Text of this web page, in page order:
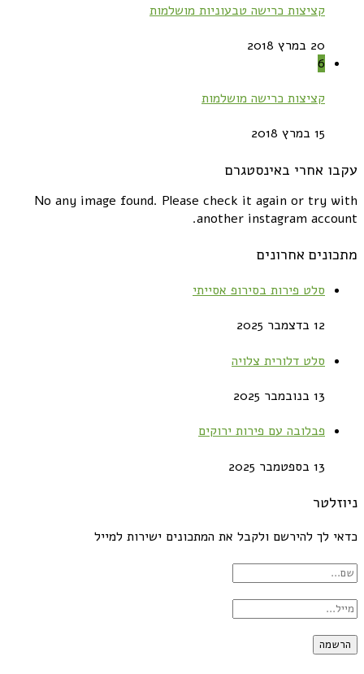
קציצות כרישה טבעוניות מושלמות
20 במרץ 2018
6
קציצות כרישה מושלמות
15 במרץ 2018
עקבו אחרי באינסטגרם
No any image found. Please check it again or try with
another instagram account.
מתכונים אחרונים
סלט פירות בסירופ אסייתי
12 בדצמבר 2025
סלט דלורית צלויה
13 בנובמבר 2025
פבלובה עם פירות ירוקים
13 בספטמבר 2025
ניוזלטר
כדאי לך להירשם ולקבל את המתכונים ישירות למייל